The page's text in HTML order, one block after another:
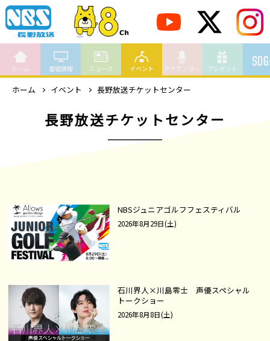
ホーム 番組情報 ニュース イベント アナウンサー プレゼント
ホーム イベント 長野放送チケットセンター
長野放送チケットセンター
NBSジュニアゴルフフェスティバル
2026年8月29日(土)
石川界人×川島零士 声優スペシャル
トークショー
2026年8月8日(土)